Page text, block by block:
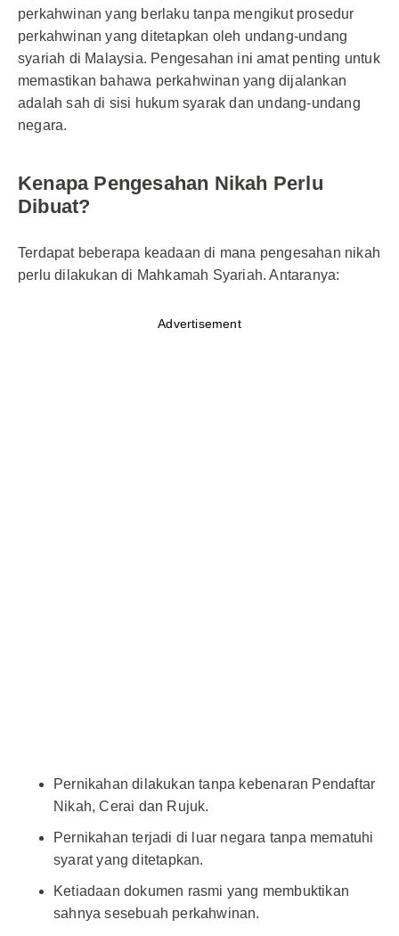
perkahwinan yang berlaku tanpa mengikut prosedur
perkahwinan yang ditetapkan oleh undang-undang
syariah di Malaysia. Pengesahan ini amat penting untuk
memastikan bahawa perkahwinan yang dijalankan
adalah sah di sisi hukum syarak dan undang-undang
negara.
Kenapa Pengesahan Nikah Perlu
Dibuat?
Terdapat beberapa keadaan di mana pengesahan nikah
perlu dilakukan di Mahkamah Syariah. Antaranya:
Advertisement
Pernikahan dilakukan tanpa kebenaran Pendaftar
Nikah, Cerai dan Rujuk.
Pernikahan terjadi di luar negara tanpa mematuhi
syarat yang ditetapkan.
Ketiadaan dokumen rasmi yang membuktikan
sahnya sesebuah perkahwinan.